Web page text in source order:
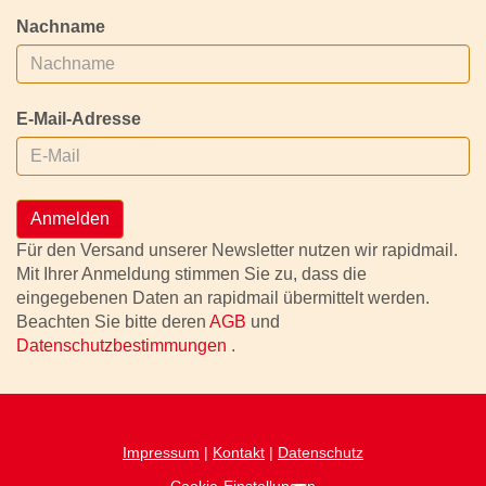
Nachname
E-Mail-Adresse
Anmelden
Für den Versand unserer Newsletter nutzen wir rapidmail.
Mit Ihrer Anmeldung stimmen Sie zu, dass die
eingegebenen Daten an rapidmail übermittelt werden.
Beachten Sie bitte deren AGB und
Datenschutzbestimmungen .
Impressum | Kontakt | Datenschutz